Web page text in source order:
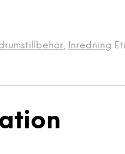
, Inredning